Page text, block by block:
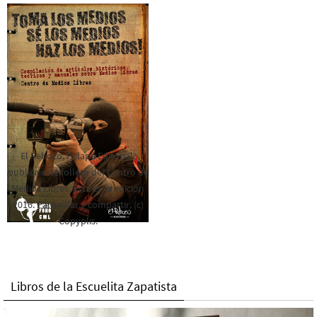
El Rebozo, Palapa Editorial,
publica este folleto del Centro de
Medios Libres. Esta es la edición
2016. Para rolar y compartir. (c)
Copyplis.
Libros de la Escuelita Zapatista